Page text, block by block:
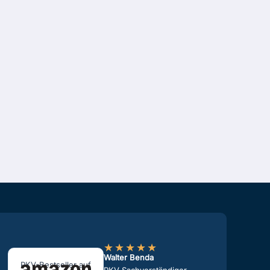
PKV-Bestseller auf
★★★★★
Walter Benda